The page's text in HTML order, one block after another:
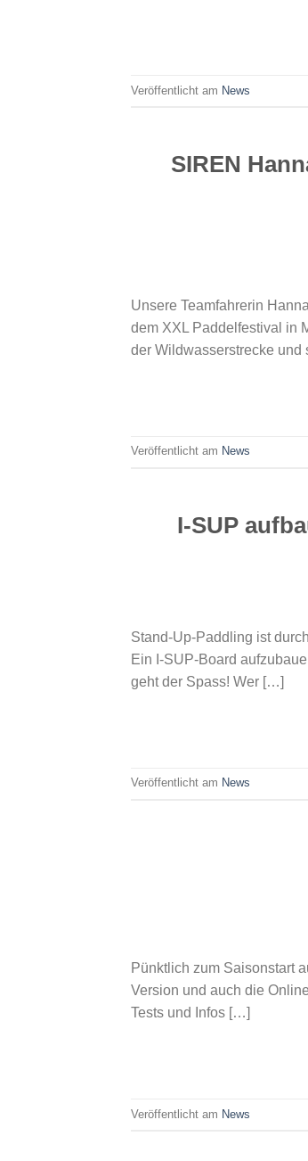
Veröffentlicht am News
SIREN
Unsere Teamfahrerin
dem XXL Paddelfestival in
der Wildwasserstrecke und
Veröffentlicht am News
I-SUP
Stand-Up-Paddling ist
Ein I-SUP-Board
geht der Spass! Wer […]
Veröffentlicht am News
Pünktlich zum Saisonstart
Version und auch die
Tests und Infos […]
Veröffentlicht am News